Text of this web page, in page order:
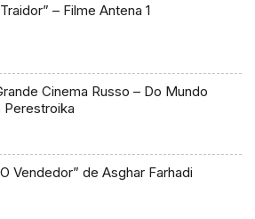
– Filme Antena 1
Cinema Russo – Do Mundo
Perestroika
Vendedor” de Asghar Farhadi